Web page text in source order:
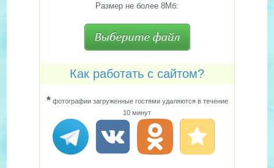
Размер не более 8Мб:
Как работать с сайтом?
*фотографии загруженные гостями удаляются в течение
10 минут